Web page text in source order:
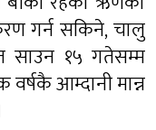
गर्न सकिने, चालु
साउन १५ गतेसम्म
आम्दानी मान्न